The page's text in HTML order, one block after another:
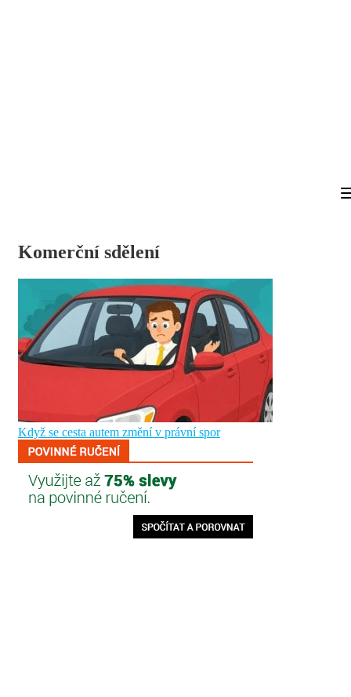
Komerční sdělení
Když se cesta autem změní v právní spor